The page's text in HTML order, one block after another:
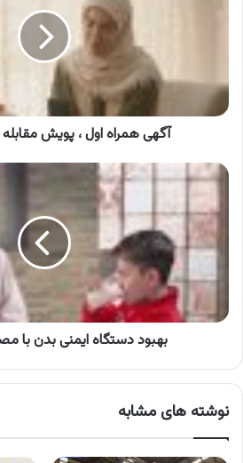
ویروس
کرونا
آگهی همراه اول ، پویش
بهبود
ایمنی
بدن
شیر
پنیر
بهبود دستگاه ایمنی بدن با
نوشته های مشابه